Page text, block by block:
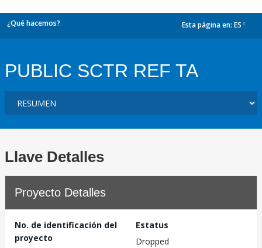
¿Qué hacemos? Esta página en: ES
PUBLIC SCTR REF TA
Llave Detalles
Proyecto Detalles
No. de identificación del
proyecto
Estatus
Dropped